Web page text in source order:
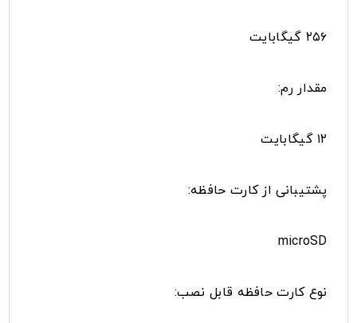
۲۵۶ گیگابایت
مقدار رم:
۱۲ گیگابایت
پشتیبانی از کارت حافظه:
microSD
نوع کارت حافظه قابل نصب: